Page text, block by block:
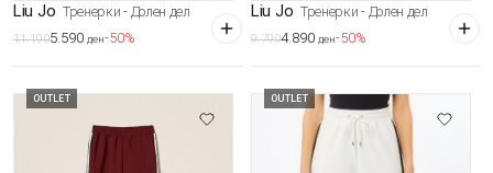
Liu Jo Тренерки - Долен дел
11.1905.590 ден-50%
Liu Jo Тренерки - Долен дел
9.7904.890 ден-50%
OUTLET OUTLET